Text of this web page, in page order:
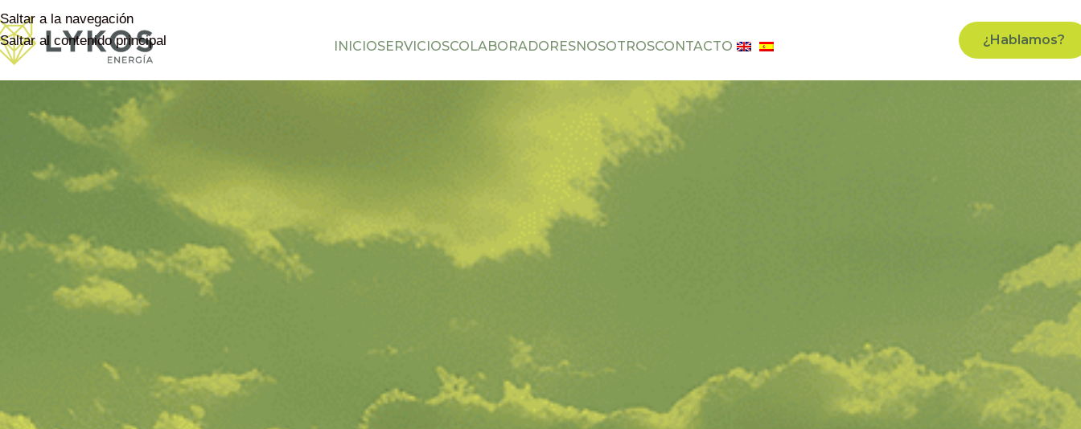
Saltar a la navegación
Saltar al contenido principal
INICIOSERVICIOSCOLABORADORESNOSOTROSCONTACTO ¿Hablamos?